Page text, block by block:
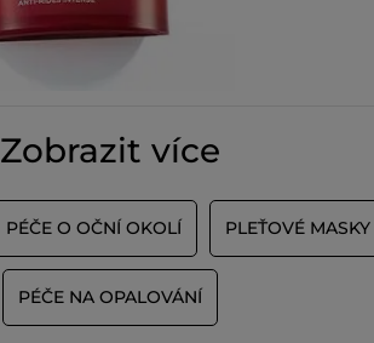
Zobrazit více
PÉČE O OČNÍ OKOLÍ PLEŤOVÉ MASKY
PÉČE NA OPALOVÁNÍ